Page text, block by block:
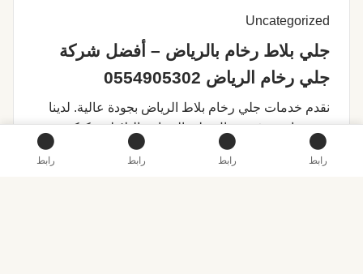
Uncategorized
جلي بلاط رخام بالرياض – أفضل شركة
جلي رخام الرياض 0554905302
نقدم خدمات جلي رخام بلاط الرياض بجودة عالية. لدينا
خبرة واسعة في مجال جلي الرخام والبلاط. يمكنكم
الاتصال بنا على 0554905302 لخدمات جلي بلاط رخام…
رابط رابط رابط رابط